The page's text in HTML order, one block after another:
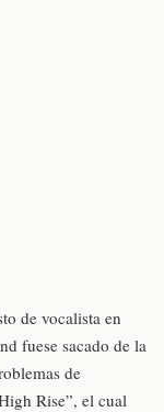
de vocalista en
fuese sacado de la
de
Rise”, el cual